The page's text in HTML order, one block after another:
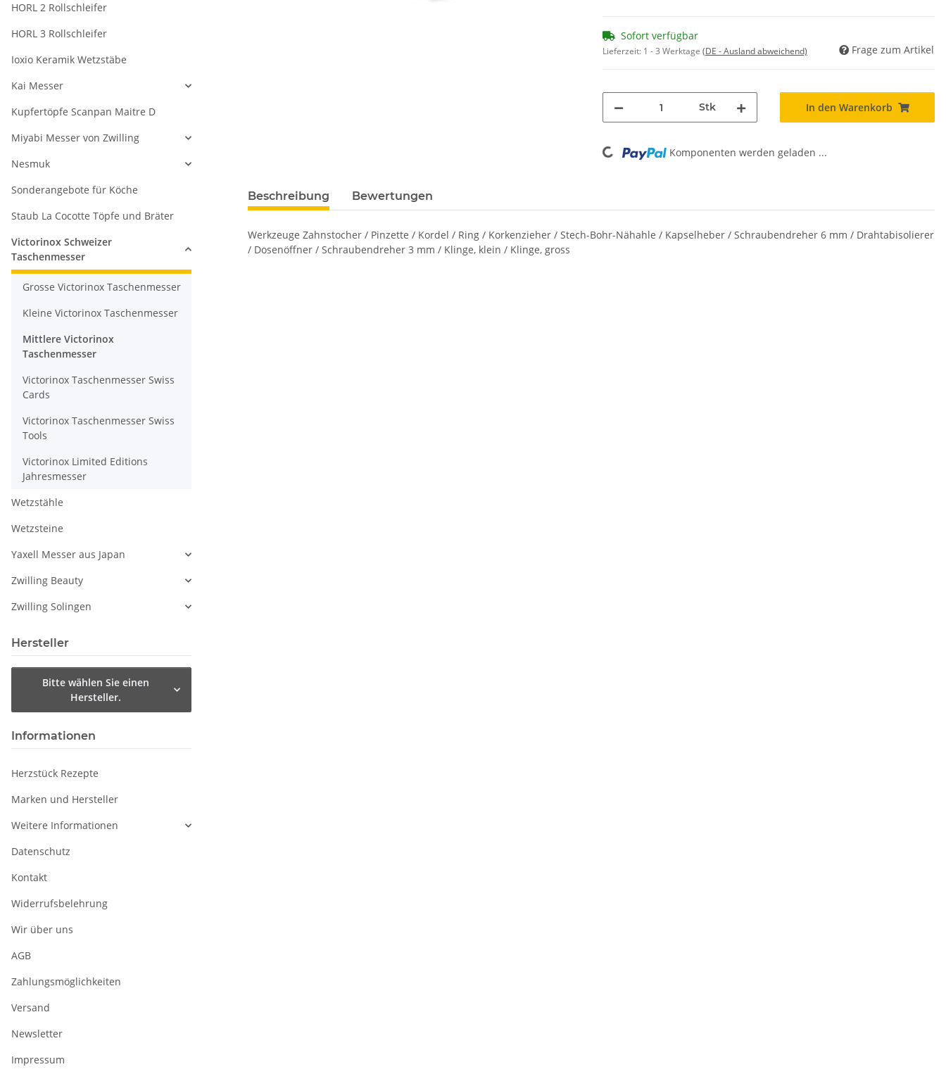
Sofort verfügbar
Lieferzeit: 1 - 3 Werktage (DE - Ausland abweichend) Frage zum Artikel
Stk In den Warenkorb
Loading... Komponenten werden geladen ...
Beschreibung Bewertungen
Werkzeuge Zahnstocher / Pinzette / Kordel / Ring / Korkenzieher / Stech-Bohr-Nähahle / Kapselheber / Schraubendreher 6 mm / Drahtabisolierer
/ Dosenöffner / Schraubendreher 3 mm / Klinge, klein / Klinge, gross
HORL 2 Rollschleifer
HORL 3 Rollschleifer
Ioxio Keramik Wetzstäbe
Kai Messer
Kupfertöpfe Scanpan Maitre D
Miyabi Messer von Zwilling
Nesmuk
Sonderangebote für Köche
Staub La Cocotte Töpfe und Bräter
Victorinox Schweizer
Taschenmesser
Grosse Victorinox Taschenmesser
Kleine Victorinox Taschenmesser
Mittlere Victorinox
Taschenmesser
Victorinox Taschenmesser Swiss
Cards
Victorinox Taschenmesser Swiss
Tools
Victorinox Limited Editions
Jahresmesser
Wetzstähle
Wetzsteine
Yaxell Messer aus Japan
Zwilling Beauty
Zwilling Solingen
Hersteller
Bitte wählen Sie einen
Hersteller.
Informationen
Herzstück Rezepte
Marken und Hersteller
Weitere Informationen
Datenschutz
Kontakt
Widerrufsbelehrung
Wir über uns
AGB
Zahlungsmöglichkeiten
Versand
Newsletter
Impressum